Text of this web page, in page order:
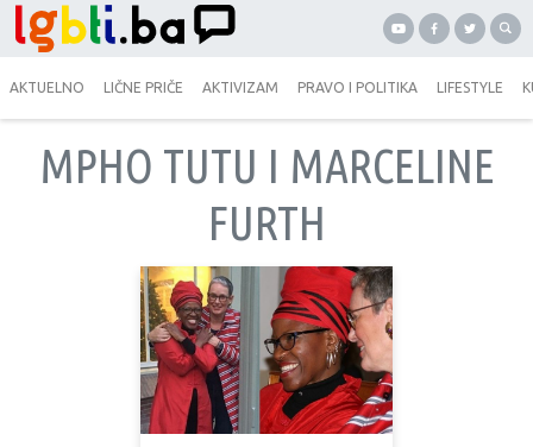
AKTUELNO LIČNE PRIČE AKTIVIZAM PRAVO I POLITIKA LIFESTYLE
MPHO TUTU I MARCELINE
FURTH